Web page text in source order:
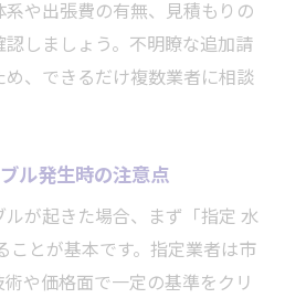
指定業者のメリットを徹底
に指定工事店が必要なケー
時のリスクと注意ポイント
きる指定業者の保証と対応
のポイントもわかる
修理と減免申請を両立する
や出張費の有無、見積もりの
しましょう。不明瞭な追加請
、できるだけ複数業者に相談
ル発生時の注意点
が起きた場合、まず「指定 水
ことが基本です。指定業者は市
や価格面で一定の基準をクリ